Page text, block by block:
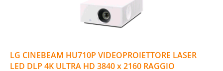
LG CINEBEAM HU710P VIDEOPROIETTORE LASER
LED DLP 4K ULTRA HD 3840 x 2160 RAGGIO